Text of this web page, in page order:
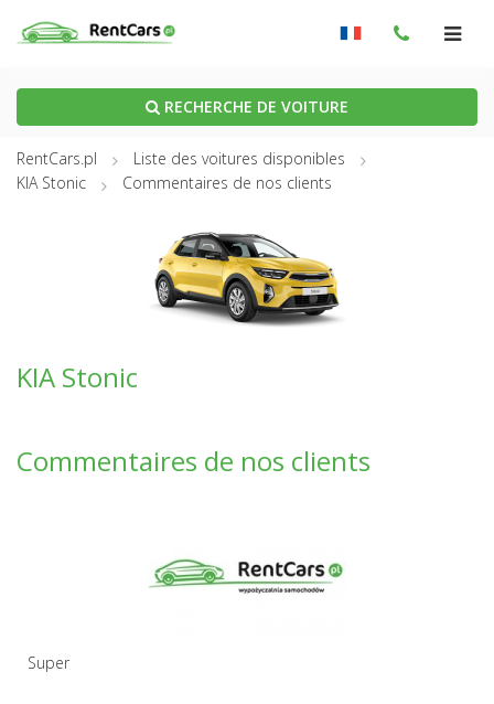
RECHERCHE DE VOITURE
RentCars.pl
Liste des voitures disponibles
KIA Stonic
Commentaires de nos clients
KIA Stonic
Commentaires de nos clients
Super